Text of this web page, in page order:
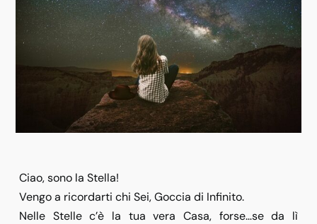
Ciao, sono la Stella!
Vengo a ricordarti chi Sei, Goccia di Infinito.
Nelle Stelle c’è la tua vera Casa, forse…se da lì